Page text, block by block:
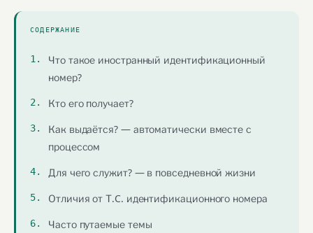
СОДЕРЖАНИЕ
Что такое иностранный идентификационный
номер?
Кто его получает?
Как выдаётся? — автоматически вместе с
процессом
Для чего служит? — в повседневной жизни
Отличия от Т.C. идентификационного номера
Часто путаемые темы